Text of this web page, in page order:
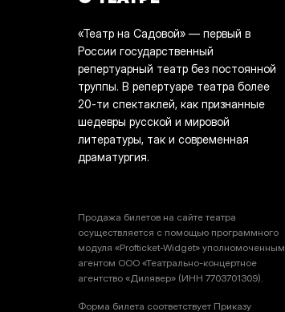
«Театр на Садовой» — первый в
России государственный
репертуарный театр без постоянной
труппы. В репертуаре театра более
20-ти спектаклей, как признанные
шедевры русской и мировой
литературы, так и современная
драматургия.
Продажа билетов на сайте театра
осуществляется с помощью программного
модуля «Profticket-Widget» уполномоченным
агентом ООО «Театрально-концертное
агентство «Дилявер» (ИНН 7703701309).
Форма билета соответствует Приказу